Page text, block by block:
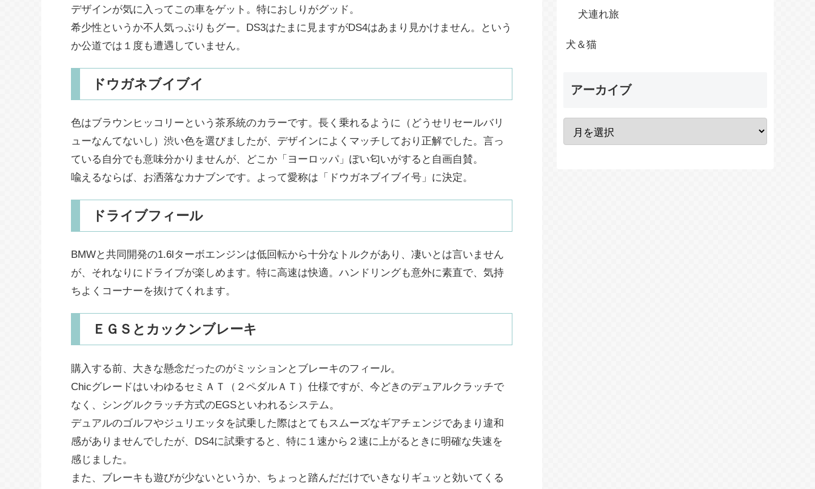
デザインが気に入ってこの車をゲット。特におしりがグッド。
希少性というか不人気っぷりもグー。DS3はたまに見ますがDS4はあまり見かけません。という
か公道では１度も遭遇していません。
ドウガネブイブイ
色はブラウンヒッコリーという茶系統のカラーです。長く乗れるように（どうせリセールバリ
ューなんてないし）渋い色を選びましたが、デザインによくマッチしており正解でした。言っ
ている自分でも意味分かりませんが、どこか「ヨーロッパ」ぽい匂いがすると自画自賛。
喩えるならば、お洒落なカナブンです。よって愛称は「ドウガネブイブイ号」に決定。
ドライブフィール
BMWと共同開発の1.6lターボエンジンは低回転から十分なトルクがあり、凄いとは言いません
が、それなりにドライブが楽しめます。特に高速は快適。ハンドリングも意外に素直で、気持
ちよくコーナーを抜けてくれます。
ＥＧＳとカックンブレーキ
購入する前、大きな懸念だったのがミッションとブレーキのフィール。
ChicグレードはいわゆるセミＡＴ（２ペダルＡＴ）仕様ですが、今どきのデュアルクラッチで
なく、シングルクラッチ方式のEGSといわれるシステム。
デュアルのゴルフやジュリエッタを試乗した際はとてもスムーズなギアチェンジであまり違和
感がありませんでしたが、DS4に試乗すると、特に１速から２速に上がるときに明確な失速を
感じました。
また、ブレーキも遊びが少ないというか、ちょっと踏んだだけでいきなりギュッと効いてくる
犬連れ旅
犬＆猫
アーカイブ